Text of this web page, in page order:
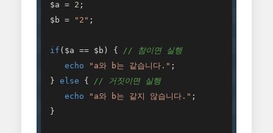
$a = 2 ;
$b =
"2" ;
if ($a == $b) {
// 참이면 실행
echo
"a와 b는 같습니다." ;
} else {
// 거짓이면 실행
echo
"a와 b는 같지 않습니다." ;
}